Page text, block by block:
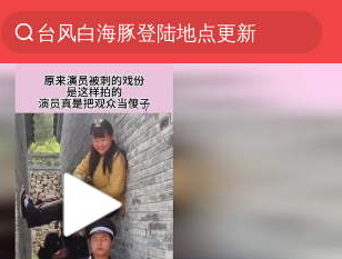
台风白海豚登陆地点更新
台风白海豚进入48小时警戒线
宇树科技发行价格150.80元/股